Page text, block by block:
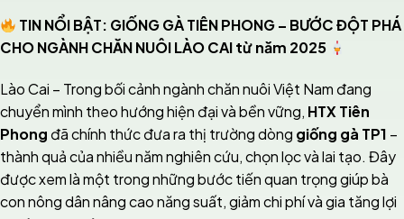
TIN NỔI BẬT: GIỐNG GÀ TIÊN PHONG – BƯỚC ĐỘT PHÁ
CHO NGÀNH CHĂN NUÔI LÀO CAI từ năm 2025
Lào Cai – Trong bối cảnh ngành chăn nuôi Việt Nam đang
chuyển mình theo hướng hiện đại và bền vững, HTX Tiên
Phong đã chính thức đưa ra thị trường dòng giống gà TP1 –
thành quả của nhiều năm nghiên cứu, chọn lọc và lai tạo. Đây
được xem là một trong những bước tiến quan trọng giúp bà
con nông dân nâng cao năng suất, giảm chi phí và gia tăng lợi